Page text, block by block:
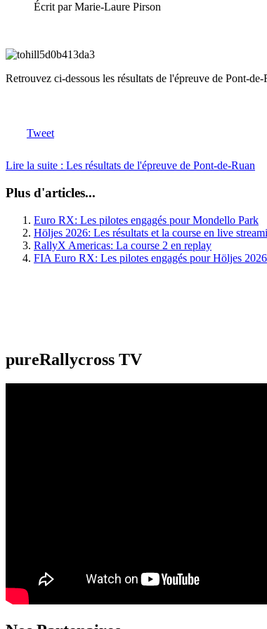
Écrit par Marie-Laure Pirson
Retrouvez ci-dessous les résultats de l'épreuve de Pont-
Tweet
Lire la suite : Les résultats de l'épreuve de Pont-de-Ruan
Plus d'articles...
Euro RX: Les pilotes engagés pour Mondello Park
Höljes 2026: Les résultats et la course en live
RallyX Americas: La course 2 en replay
FIA Euro RX: Les pilotes engagés pour Höljes 2026
pureRallycross TV